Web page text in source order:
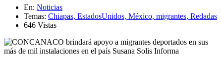
En: Noticias
Temas: Chiapas, EstadosUnidos, México, migrantes, Redadas
646 Vistas